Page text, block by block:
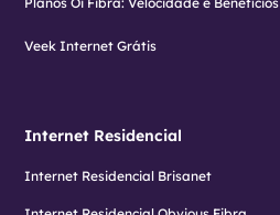
Veek Internet Grátis
Internet Residencial
Internet Residencial Brisanet